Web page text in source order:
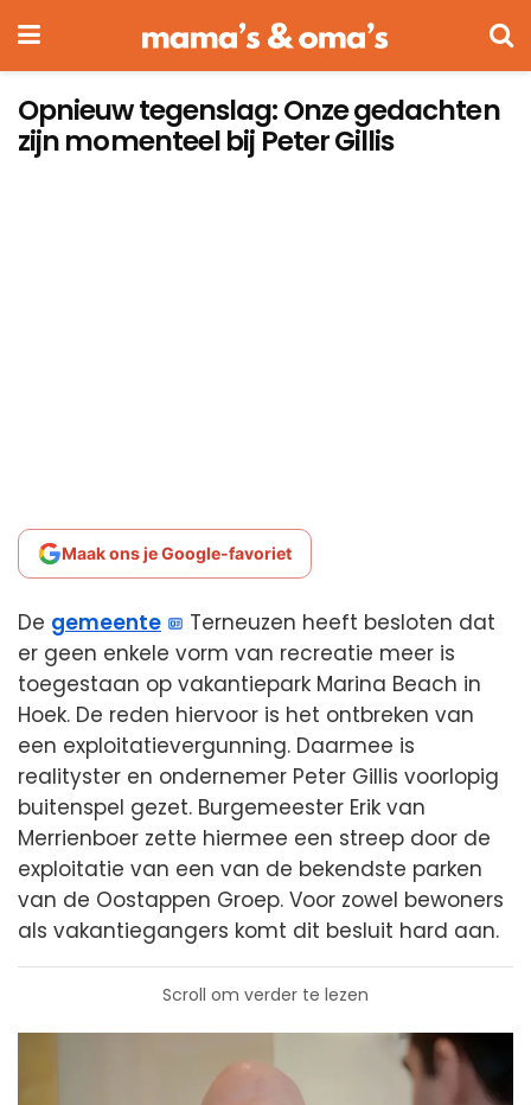
Opnieuw tegenslag: Onze gedachten
zijn momenteel bij Peter Gillis
Maak ons je Google-favoriet
De gemeente
Terneuzen heeft besloten dat
er geen enkele vorm van recreatie meer is
toegestaan op vakantiepark Marina Beach in
Hoek. De reden hiervoor is het ontbreken van
een exploitatievergunning. Daarmee is
realityster en ondernemer Peter Gillis voorlopig
buitenspel gezet. Burgemeester Erik van
Merrienboer zette hiermee een streep door de
exploitatie van een van de bekendste parken
van de Oostappen Groep. Voor zowel bewoners
als vakantiegangers komt dit besluit hard aan.
Scroll om verder te lezen